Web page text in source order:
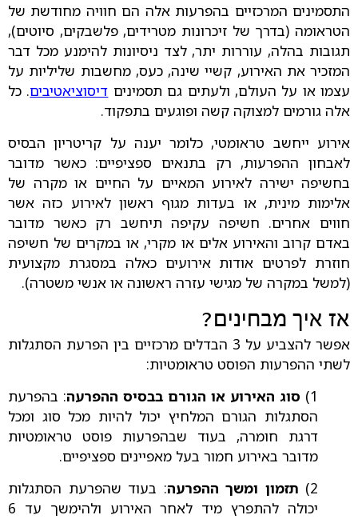
התסמינים המרכזיים בהפרעות אלה הם חוויה מחודשת של
הטראומה (בדרך של זיכרונות מטרידים, פלשבקים, סיוטים),
תגובות בהלה, עוררות יתר, לצד ניסיונות להימנע מכל דבר
המזכיר את האירוע, קשיי שינה, כעס, מחשבות שליליות על
עצמו או על העולם, ולעתים גם תסמינים דיסוציאטיבים. כל
אלה גורמים למצוקה קשה ופוגעים בתפקוד.
אירוע ייחשב טראומטי, כלומר יענה על קריטריון הבסיס
לאבחון ההפרעות, רק בתנאים ספציפיים: כאשר מדובר
בחשיפה ישירה לאירוע המאיים על החיים או מקרה של
אלימות מינית, או בעדות מגוף ראשון לאירוע כזה אשר
חווים אחרים. חשיפה עקיפה תיחשב רק כאשר מדובר
באדם קרוב והאירוע אלים או מקרי, או במקרים של חשיפה
חוזרת לפרטים אודות אירועים כאלה במסגרת מקצועית
(למשל במקרה של מגישי עזרה ראשונה או אנשי משטרה).
אז איך מבחינים?
אפשר להצביע על 3 הבדלים מרכזיים בין הפרעת הסתגלות
לשתי ההפרעות הפוסט טראומטיות:
1) סוג האירוע או הגורם בבסיס ההפרעה: בהפרעת
הסתגלות הגורם המלחיץ יכול להיות מכל סוג ומכל
דרגת חומרה, בעוד שבהפרעות פוסט טראומטיות
מדובר באירוע חמור בעל מאפיינים ספציפיים.
2)
תזמון ומשך ההפרעה: בעוד שהפרעת הסתגלות
יכולה להתפרץ מיד לאחר האירוע ולהימשך עד 6